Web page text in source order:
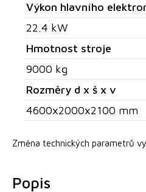
Výkon hlavního
22.4 kW
Hmotnost stroje
9000 kg
Rozměry d x š x v
4600x2000x2100 mm
Změna technických parametrů
Popis